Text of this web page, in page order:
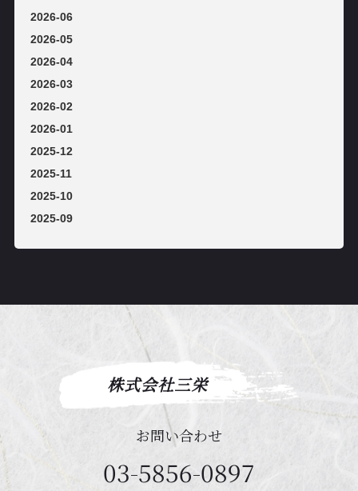
2026-06
2026-05
2026-04
2026-03
2026-02
2026-01
2025-12
2025-11
2025-10
2025-09
株式会社三栄
お問い合わせ
03-5856-0897